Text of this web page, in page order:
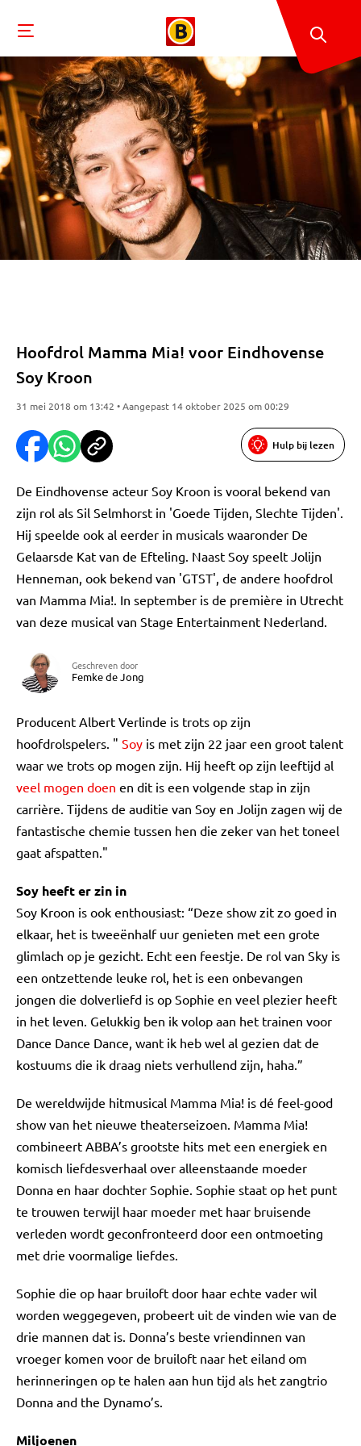
Hoofdrol Mamma Mia! voor Eindhovense
Soy Kroon
31 mei 2018 om 13:42 • Aangepast 14 oktober 2025 om 00:29
Hulp bij lezen
De Eindhovense acteur Soy Kroon is vooral bekend van
zijn rol als Sil Selmhorst in 'Goede Tijden, Slechte Tijden'.
Hij speelde ook al eerder in musicals waaronder De
Gelaarsde Kat van de Efteling. Naast Soy speelt Jolijn
Henneman, ook bekend van 'GTST', de andere hoofdrol
van Mamma Mia!. In september is de première in Utrecht
van deze musical van Stage Entertainment Nederland.
Geschreven door
Femke de Jong
Producent Albert Verlinde is trots op zijn
hoofdrolspelers. " Soy is met zijn 22 jaar een groot talent
waar we trots op mogen zijn. Hij heeft op zijn leeftijd al
veel mogen doen en dit is een volgende stap in zijn
carrière. Tijdens de auditie van Soy en Jolijn zagen wij de
fantastische chemie tussen hen die zeker van het toneel
gaat afspatten."
Soy heeft er zin in
Soy Kroon is ook enthousiast: “Deze show zit zo goed in
elkaar, het is tweeënhalf uur genieten met een grote
glimlach op je gezicht. Echt een feestje. De rol van Sky is
een ontzettende leuke rol, het is een onbevangen
jongen die dolverliefd is op Sophie en veel plezier heeft
in het leven. Gelukkig ben ik volop aan het trainen voor
Dance Dance Dance, want ik heb wel al gezien dat de
kostuums die ik draag niets verhullend zijn, haha.”
De wereldwijde hitmusical Mamma Mia! is dé feel-good
show van het nieuwe theaterseizoen. Mamma Mia!
combineert ABBA’s grootste hits met een energiek en
komisch liefdesverhaal over alleenstaande moeder
Donna en haar dochter Sophie. Sophie staat op het punt
te trouwen terwijl haar moeder met haar bruisende
verleden wordt geconfronteerd door een ontmoeting
met drie voormalige liefdes.
Sophie die op haar bruiloft door haar echte vader wil
worden weggegeven, probeert uit de vinden wie van de
drie mannen dat is. Donna’s beste vriendinnen van
vroeger komen voor de bruiloft naar het eiland om
herinneringen op te halen aan hun tijd als het zangtrio
Donna and the Dynamo’s.
Miljoenen